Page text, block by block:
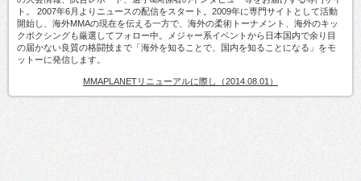
ト。 2007年6月よりニュースの配信をスタート。2009年に専門サイトとして活動
開始し、海外MMAの現在を伝える一方で、海外の柔術トーナメント、海外のキッ
クボクシングも厳選してフォロー中。メジャー系イベントから日本国内で余り目
の届かない良質の格闘技まで「海外を知ることで、国内を知ることになる」をモ
ットーに発信します。
MMAPLANETリニューアルに際し（2014.08.01）